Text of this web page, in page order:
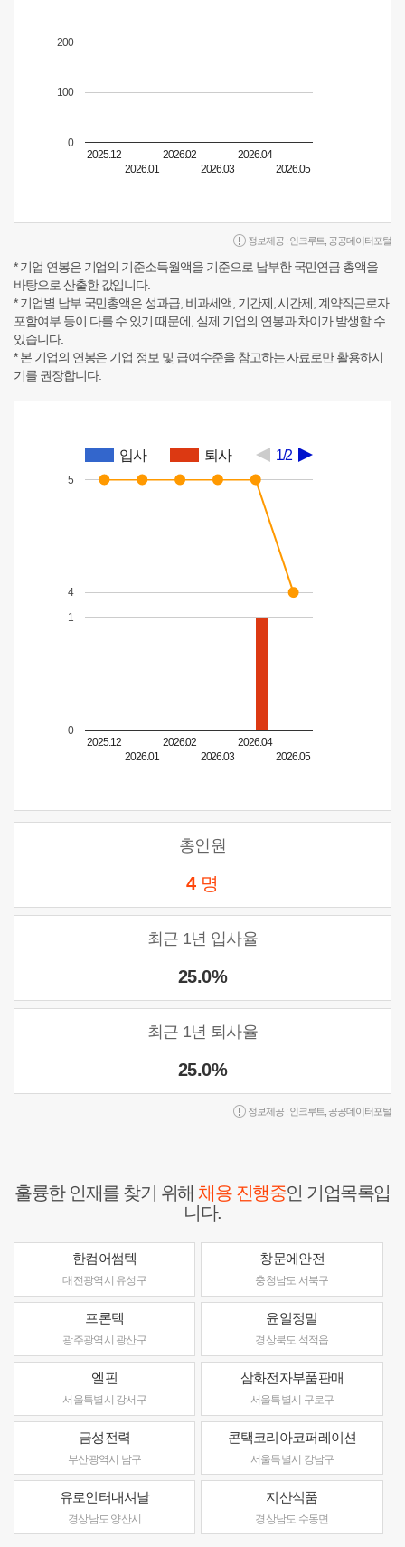
2025.12
2026.01
2026.02
2026.03
2026.04
2026.05
0
100
200
정보제공 : 인크루트 공공데이터포털
* 기업 연봉은 기업의 기준소득월액을 기준으로 납부한 국민연금 총액을
바탕으로 산출한 값입니다.
* 기업별 납부 국민총액은 성과급, 비과세액, 기간제, 시간제, 계약직근로자
포함여부 등이 다를 수 있기 때문에, 실제 기업의 연봉과 차이가 발생할 수
있습니다.
* 본 기업의 연봉은 기업 정보 및 급여수준을 참고하는 자료로만 활용하시
기를 권장합니다.
입사 퇴사 1/2
2025.12
2026.01
2026.02
2026.03
2026.04
2026.05
0
1
4
5
총인원
4 명
최근 1년 입사율
25.0%
최근 1년 퇴사율
25.0%
정보제공 : 인크루트 공공데이터포털
훌륭한 인재를 찾기 위해채용 진행중인 기업목록입
니다.
한컴어썸텍
대전광역시 유성구
창문에안전
충청남도 서북구
프론텍
광주광역시 광산구
윤일정밀
경상북도 석적읍
엘핀
서울특별시 강서구
삼화전자부품판매
서울특별시 구로구
금성전력
부산광역시 남구
콘택코리아코퍼레이션
서울특별시 강남구
유로인터내셔날
경상남도 양산시
지산식품
경상남도 수동면